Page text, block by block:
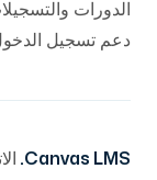
الدورات
دعم تسجيل
Canvas LMS.